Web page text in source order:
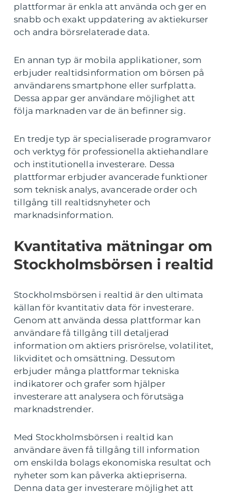
plattformar är enkla att använda och ger en
snabb och exakt uppdatering av aktiekurser
och andra börsrelaterade data.
En annan typ är mobila applikationer, som
erbjuder realtidsinformation om börsen på
användarens smartphone eller surfplatta.
Dessa appar ger användare möjlighet att
följa marknaden var de än befinner sig.
En tredje typ är specialiserade programvaror
och verktyg för professionella aktiehandlare
och institutionella investerare. Dessa
plattformar erbjuder avancerade funktioner
som teknisk analys, avancerade order och
tillgång till realtidsnyheter och
marknadsinformation.
Kvantitativa mätningar om
Stockholmsbörsen i realtid
Stockholmsbörsen i realtid är den ultimata
källan för kvantitativ data för investerare.
Genom att använda dessa plattformar kan
användare få tillgång till detaljerad
information om aktiers prisrörelse, volatilitet,
likviditet och omsättning. Dessutom
erbjuder många plattformar tekniska
indikatorer och grafer som hjälper
investerare att analysera och förutsäga
marknadstrender.
Med Stockholmsbörsen i realtid kan
användare även få tillgång till information
om enskilda bolags ekonomiska resultat och
nyheter som kan påverka aktiepriserna.
Denna data ger investerare möjlighet att